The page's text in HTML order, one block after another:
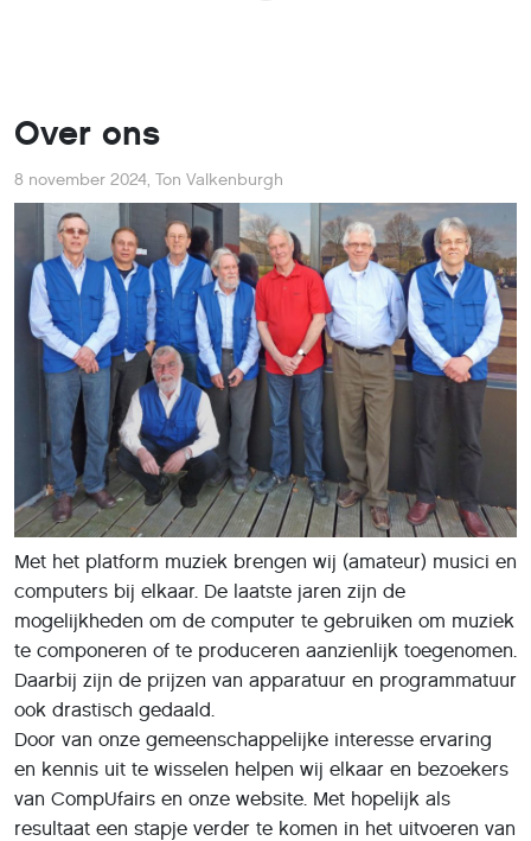
Over ons
8 november 2024, Ton Valkenburgh
Met het platform muziek brengen wij (amateur) musici en
computers bij elkaar. De laatste jaren zijn de
mogelijkheden om de computer te gebruiken om muziek
te componeren of te produceren aanzienlijk toegenomen.
Daarbij zijn de prijzen van apparatuur en programmatuur
ook drastisch gedaald.
Door van onze gemeenschappelijke interesse ervaring
en kennis uit te wisselen helpen wij elkaar en bezoekers
van CompUfairs en onze website. Met hopelijk als
resultaat een stapje verder te komen in het uitvoeren van